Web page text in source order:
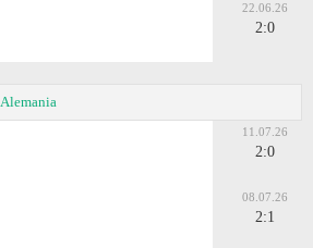
22.06.26
2:0
Alemania
11.07.26
2:0
08.07.26
2:1